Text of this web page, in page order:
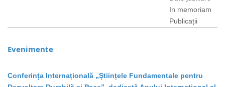
In memoriam
Publicații
Evenimente
Conferința Internațională „Științele Fundamentale pentru